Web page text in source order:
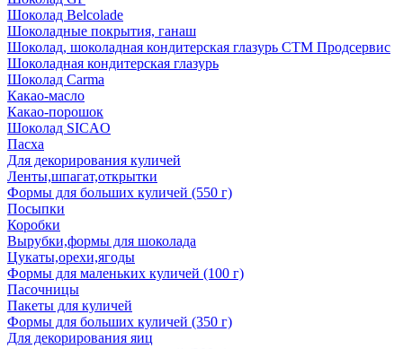
Шоколад Belcolade
Шоколадные покрытия, ганаш
Шоколад, шоколадная кондитерская глазурь СТМ Продсервис
Шоколадная кондитерская глазурь
Шоколад Carma
Какао-масло
Какао-порошок
Шоколад SICAO
Пасха
Для декорирования куличей
Ленты,шпагат,открытки
Формы для больших куличей (550 г)
Посыпки
Коробки
Вырубки,формы для шоколада
Цукаты,орехи,ягоды
Формы для маленьких куличей (100 г)
Пасочницы
Пакеты для куличей
Формы для больших куличей (350 г)
Для декорирования яиц